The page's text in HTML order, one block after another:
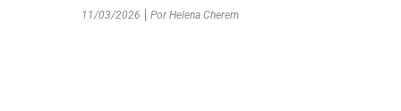
11/03/2026 PorHelena Cherem